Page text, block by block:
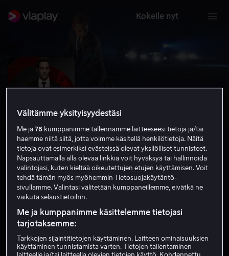
Kokeile nyt
Damascus Cover
5.3 Jännitys 2018
HD
Vuokraa 3,99 €
Välitämme yksityisyydestäsi
Me ja78 kumppanimme tallennamme laitteeseesi tietoja ja/tai
haemme niitä siitä, jotta voimme käsitellä henkilötietoja. Näitä
tietoja ovat esimerkiksi evästeissä olevat yksilölliset tunnisteet.
Napsauttamalla alla olevaa linkkiä voit hyväksyä tai hallinnoida
valintojasi, kuten kieltää oikeutettujen etujen käyttämisen. Voit
tehdä tämän myös myöhemmin Tietosuojakäytäntö-
sivullamme. Valintasi välitetään kumppaneillemme, eivätkä ne
vaikuta selaustietoihin.
Me ja kumppanimme käsittelemme tietojasi
tarjotaksemme:
Tarkkojen sijaintitietojen käyttäminen. Laitteen ominaisuuksien
käyttäminen tunnistamista varten. Tietojen tallentaminen